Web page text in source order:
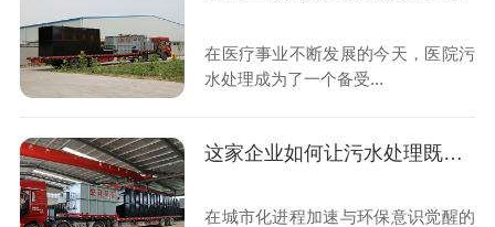
在医疗事业不断发展的今天，医院污
水处理成为了一个备受...
这家企业如何让污水处理既智能又省钱？
在城市化进程加速与环保意识觉醒的